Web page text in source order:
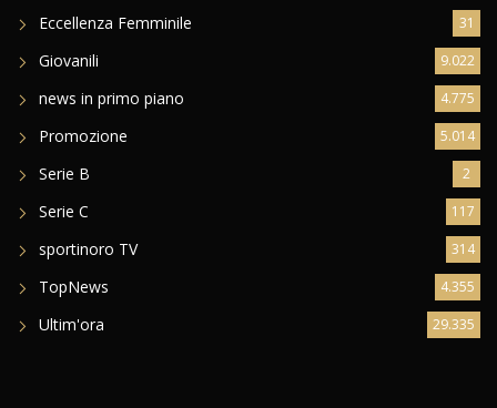
Eccellenza Femminile 31
Giovanili 9.022
news in primo piano 4.775
Promozione 5.014
Serie B 2
Serie C 117
sportinoro TV 314
TopNews 4.355
Ultim'ora 29.335